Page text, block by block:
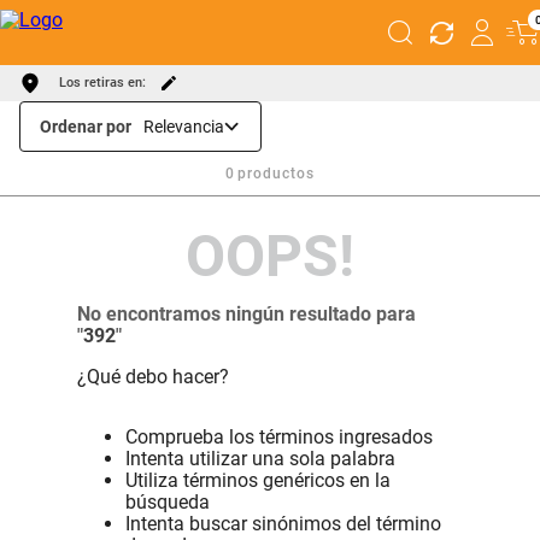
Los retiras en:
Ordenar por Relevancia
0 productos
OOPS!
No encontramos ningún resultado para
"392"
¿Qué debo hacer?
Comprueba los términos ingresados
Intenta utilizar una sola palabra
Utiliza términos genéricos en la
búsqueda
Intenta buscar sinónimos del término